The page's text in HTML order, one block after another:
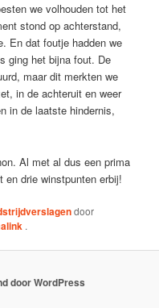
we volhouden tot het
stond op achterstand,
En dat foutje hadden we
ging het bijna fout. De
maar dit merkten we
in de achteruit en weer
in de laatste hindernis,
Al met al dus een prima
drie winstpunten erbij!
door
.
door WordPress